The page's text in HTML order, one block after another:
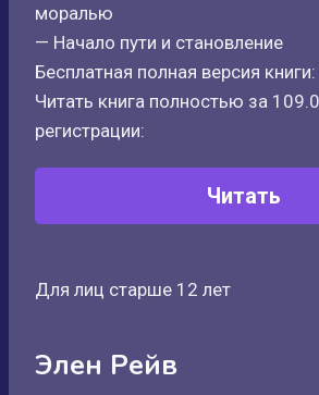
моралью
— Начало пути и становление
Бесплатная полная версия книги:
Читать книга полностью за
регистрации:
Читать
Для лиц старше 12 лет
Элен Рейв